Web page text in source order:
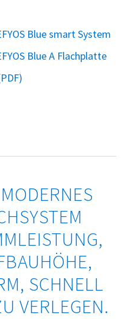
Blue smart System
Blue A Flachplatte
SCHNELL
VERLEGEN.